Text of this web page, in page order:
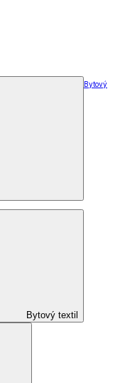
Bytový
Bytový textil